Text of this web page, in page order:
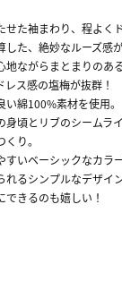
せた袖まわり、程よく
た、絶妙なルーズ感が
地ながらまとまりのあ
ス感の塩梅が抜群！
い綿100%素材を使用。
身頃とリブのシームラ
り。
すいベーシックなカラ
れるシンプルなデザイ
きるのも嬉しい！